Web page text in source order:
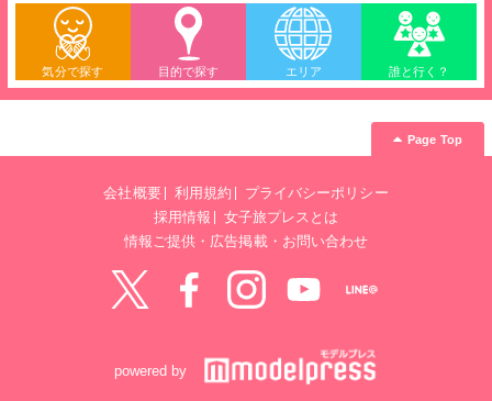
気分で探す 目的で探す エリア 誰と行く？
Page Top
会社概要 利用規約
プライバシーポリシー
採用情報
女子旅プレスとは
情報ご提供・広告掲載・お問い合わせ
powered by